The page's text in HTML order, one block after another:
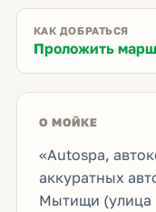
КАК ДОБРАТЬСЯ
Проложить
О МОЙКЕ
«Autospa,
аккуратных
Мытищи (улица